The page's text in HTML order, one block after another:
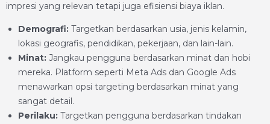
impresi yang relevan tetapi juga efisiensi biaya iklan.
Demografi: Targetkan berdasarkan usia, jenis kelamin,
lokasi geografis, pendidikan, pekerjaan, dan lain-lain.
Minat: Jangkau pengguna berdasarkan minat dan hobi
mereka. Platform seperti Meta Ads dan Google Ads
menawarkan opsi targeting berdasarkan minat yang
sangat detail.
Perilaku: Targetkan pengguna berdasarkan tindakan